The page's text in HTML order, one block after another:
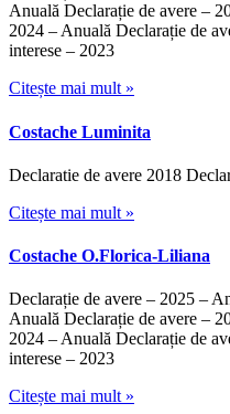
Anuală Declarație de avere –
2024 – Anuală Declarație de
interese – 2023
Citește mai mult »
Costache Luminita
Declaratie de avere 2018
Citește mai mult »
Costache O.Florica-Liliana
Declarație de avere – 2025 –
Anuală Declarație de avere –
2024 – Anuală Declarație de
interese – 2023
Citește mai mult »